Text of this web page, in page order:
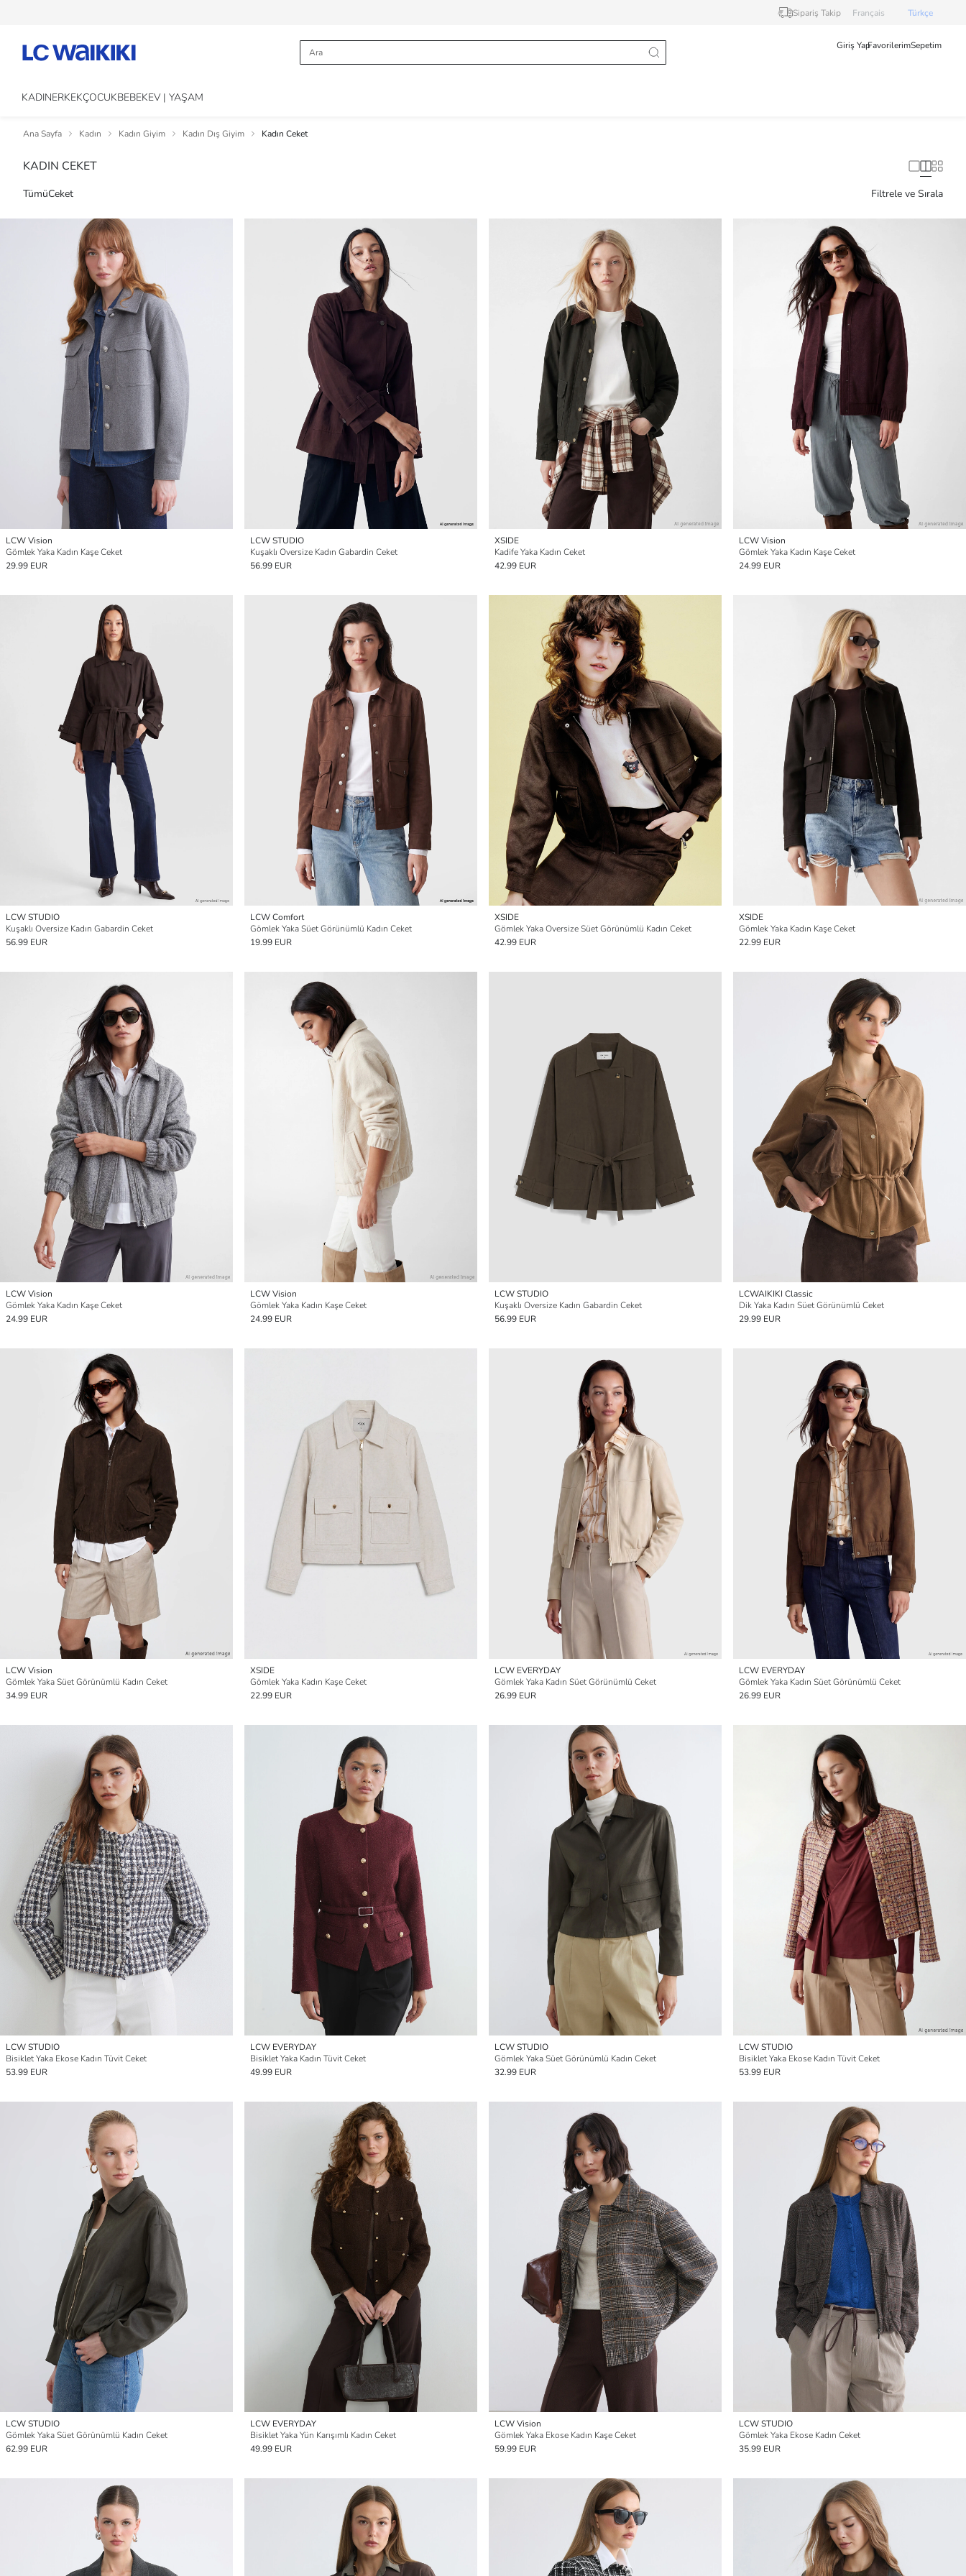
Sipariş Takip Français Türkçe
Giriş YapFavorilerimSepetim
KADINERKEKÇOCUKBEBEKEV | YAŞAM
Ana Sayfa Kadın Kadın Giyim Kadın Dış Giyim Kadın Ceket
KADIN CEKET
TümüCeket Filtrele ve Sırala
LCW Vision
Gömlek Yaka Kadın Kaşe Ceket
29.99 EUR
LCW STUDIO
Kuşaklı Oversize Kadın Gabardin Ceket
56.99 EUR
XSIDE
Kadife Yaka Kadın Ceket
42.99 EUR
LCW Vision
Gömlek Yaka Kadın Kaşe Ceket
24.99 EUR
LCW STUDIO
Kuşaklı Oversize Kadın Gabardin Ceket
56.99 EUR
LCW Comfort
Gömlek Yaka Süet Görünümlü Kadın Ceket
19.99 EUR
XSIDE
Gömlek Yaka Oversize Süet Görünümlü Kadın Ceket
42.99 EUR
XSIDE
Gömlek Yaka Kadın Kaşe Ceket
22.99 EUR
LCW Vision
Gömlek Yaka Kadın Kaşe Ceket
24.99 EUR
LCW Vision
Gömlek Yaka Kadın Kaşe Ceket
24.99 EUR
LCW STUDIO
Kuşaklı Oversize Kadın Gabardin Ceket
56.99 EUR
LCWAIKIKI Classic
Dik Yaka Kadın Süet Görünümlü Ceket
29.99 EUR
LCW Vision
Gömlek Yaka Süet Görünümlü Kadın Ceket
34.99 EUR
XSIDE
Gömlek Yaka Kadın Kaşe Ceket
22.99 EUR
LCW EVERYDAY
Gömlek Yaka Kadın Süet Görünümlü Ceket
26.99 EUR
LCW EVERYDAY
Gömlek Yaka Kadın Süet Görünümlü Ceket
26.99 EUR
LCW STUDIO
Bisiklet Yaka Ekose Kadın Tüvit Ceket
53.99 EUR
LCW EVERYDAY
Bisiklet Yaka Kadın Tüvit Ceket
49.99 EUR
LCW STUDIO
Gömlek Yaka Süet Görünümlü Kadın Ceket
32.99 EUR
LCW STUDIO
Bisiklet Yaka Ekose Kadın Tüvit Ceket
53.99 EUR
LCW STUDIO
Gömlek Yaka Süet Görünümlü Kadın Ceket
62.99 EUR
LCW EVERYDAY
Bisiklet Yaka Yün Karışımlı Kadın Ceket
49.99 EUR
LCW Vision
Gömlek Yaka Ekose Kadın Kaşe Ceket
59.99 EUR
LCW STUDIO
Gömlek Yaka Ekose Kadın Ceket
35.99 EUR